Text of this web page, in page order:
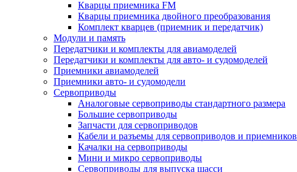
Кварцы приемника FM
Кварцы приемника двойного преобразования
Комплект кварцев (приемник и передатчик)
Модули и память
Передатчики и комплекты для авиамоделей
Передатчики и комплекты для авто- и судомоделей
Приемники авиамоделей
Приемники авто- и судомодели
Сервоприводы
Аналоговые сервоприводы стандартного размера
Большие сервоприводы
Запчасти для сервоприводов
Кабели и разъемы для сервоприводов и приемников
Качалки на сервоприводы
Мини и микро сервоприводы
Сервоприводы для выпуска шасси